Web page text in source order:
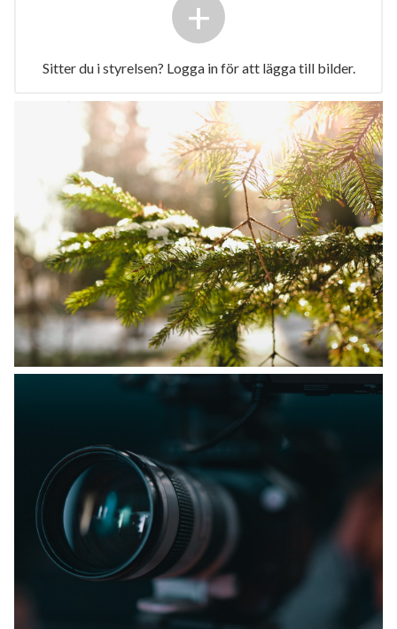
+
Sitter du i styrelsen? Logga in för att lägga till bilder.